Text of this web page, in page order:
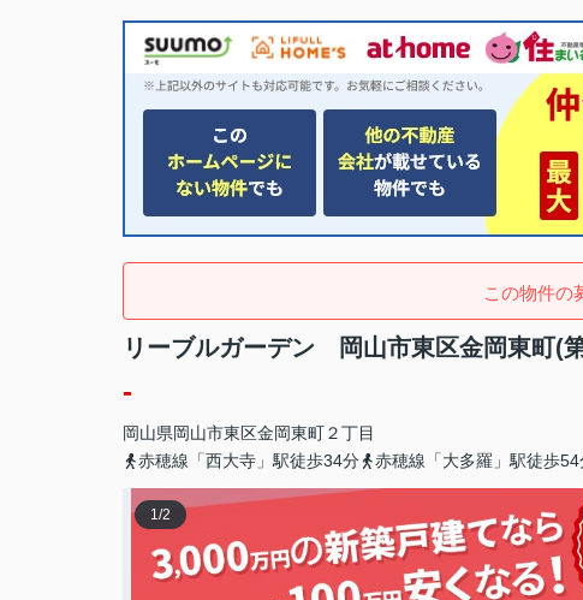
この物件の
リーブルガーデン 岡山市東区金岡東町(
-
岡山県岡山市東区金岡東町２丁目
赤穂線「西大寺」駅徒歩34分
赤穂線「大多羅」駅徒歩54
1 /2